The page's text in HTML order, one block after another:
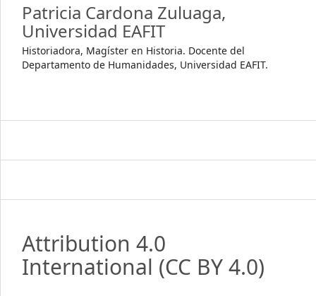
Patricia Cardona Zuluaga,
Universidad EAFIT
Historiadora, Magíster en Historia. Docente del
Departamento de Humanidades, Universidad EAFIT.
Attribution 4.0
International (CC BY 4.0)